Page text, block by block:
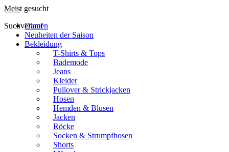
Meist gesucht
Suchverlauf
Damen
Neuheiten der Saison
Bekleidung
T-Shirts & Tops
Bademode
Jeans
Kleider
Pullover & Strickjacken
Hosen
Hemden & Blusen
Jacken
Röcke
Socken & Strumpfhosen
Shorts